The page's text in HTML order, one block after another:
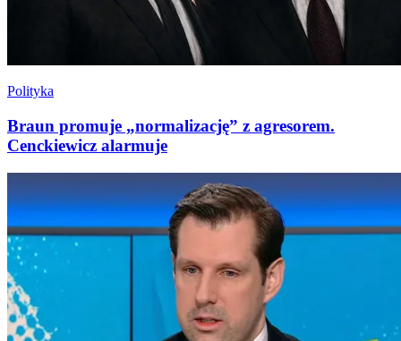
Polityka
Braun promuje „normalizację” z agresorem.
Cenckiewicz alarmuje